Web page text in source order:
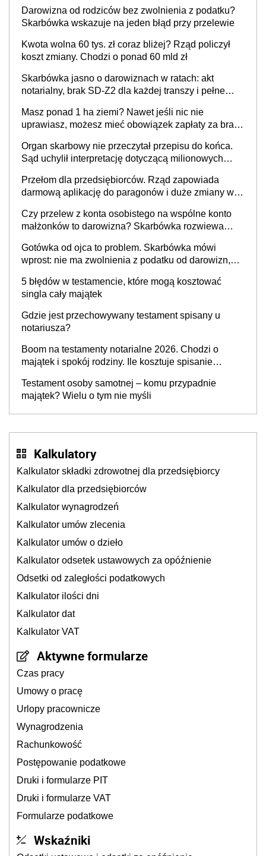
Darowizna od rodziców bez zwolnienia z podatku?
Skarbówka wskazuje na jeden błąd przy przelewie
Kwota wolna 60 tys. zł coraz bliżej? Rząd policzył
koszt zmiany. Chodzi o ponad 60 mld zł
Skarbówka jasno o darowiznach w ratach: akt
notarialny, brak SD-Z2 dla każdej transzy i pełne
Masz ponad 1 ha ziemi? Nawet jeśli nic nie
uprawiasz, możesz mieć obowiązek zapłaty za brak
Organ skarbowy nie przeczytał przepisu do końca.
Sąd uchylił interpretację dotyczącą milionowych
Przełom dla przedsiębiorców. Rząd zapowiada
darmową aplikację do paragonów i duże zmiany w
Czy przelew z konta osobistego na wspólne konto
małżonków to darowizna? Skarbówka rozwiewa
Gotówka od ojca to problem. Skarbówka mówi
wprost: nie ma zwolnienia z podatku od darowizn,
obdarowanego
5 błędów w testamencie, które mogą kosztować
singla cały majątek
Gdzie jest przechowywany testament spisany u
notariusza?
Boom na testamenty notarialne 2026. Chodzi o
majątek i spokój rodziny. Ile kosztuje spisanie
Testament osoby samotnej – komu przypadnie
majątek? Wielu o tym nie myśli
Kalkulatory
Kalkulator składki zdrowotnej dla przedsiębiorcy
Kalkulator dla przedsiębiorców
Kalkulator wynagrodzeń
Kalkulator umów zlecenia
Kalkulator umów o dzieło
Kalkulator odsetek ustawowych za opóźnienie
Odsetki od zaległości podatkowych
Kalkulator ilości dni
Kalkulator dat
Kalkulator VAT
Aktywne formularze
Czas pracy
Umowy o pracę
Urlopy pracownicze
Wynagrodzenia
Rachunkowość
Postępowanie podatkowe
Druki i formularze PIT
Druki i formularze VAT
Formularze podatkowe
Wskaźniki